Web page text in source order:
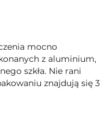
mocno
z aluminium,
szkła. Nie rani
znajdują się 3